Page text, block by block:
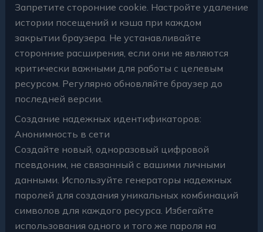
Запретите сторонние cookie. Настройте удаление
истории посещений и кэша при каждом
закрытии браузера. Не устанавливайте
сторонние расширения, если они не являются
критически важными для работы с целевым
ресурсом. Регулярно обновляйте браузер до
последней версии.
Создание надежных идентификаторов:
Анонимность в сети
Создайте новый, одноразовый цифровой
псевдоним, не связанный с вашими личными
данными. Используйте генераторы надежных
паролей для создания уникальных комбинаций
символов для каждого ресурса. Избегайте
использования одного и того же пароля на